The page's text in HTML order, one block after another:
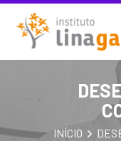
INÍCIO